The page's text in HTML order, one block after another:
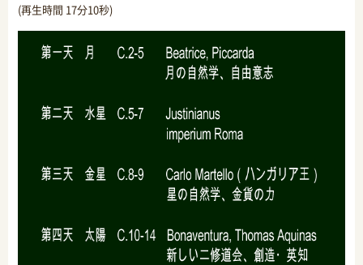
(再生時間 17分10秒)